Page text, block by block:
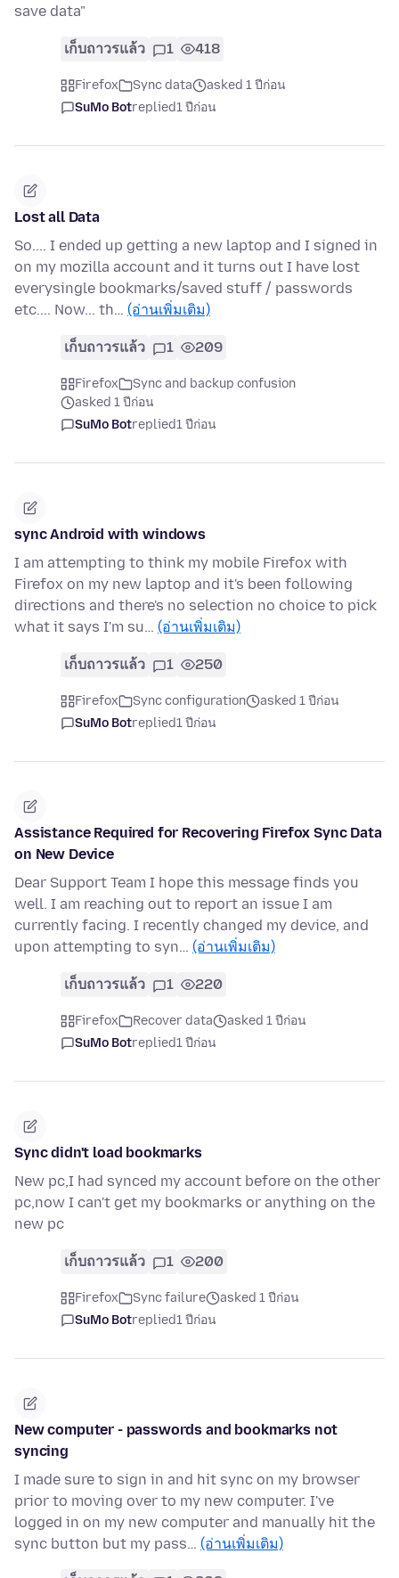
save data"
เก็บถาวรแล้ว 1 418
Firefox Sync data
asked 1 ปีก่อน
SuMo Botreplied1 ปีก่อน
Lost all Data
So.... I ended up getting a new laptop and I signed in
on my mozilla account and it turns out I have lost
everysingle bookmarks/saved stuff / passwords
etc.... Now... th… (อ่านเพิ่มเติม)
เก็บถาวรแล้ว 1 209
Firefox
Sync and backup confusion
asked 1 ปีก่อน
SuMo Botreplied1 ปีก่อน
sync Android with windows
I am attempting to think my mobile Firefox with
Firefox on my new laptop and it's been following
directions and there's no selection no choice to pick
what it says I'm su… (อ่านเพิ่มเติม)
เก็บถาวรแล้ว 1 250
Firefox Sync configuration
asked 1 ปีก่อน
SuMo Botreplied1 ปีก่อน
Assistance Required for Recovering Firefox Sync Data
on New Device
Dear Support Team I hope this message finds you
well. I am reaching out to report an issue I am
currently facing. I recently changed my device, and
upon attempting to syn… (อ่านเพิ่มเติม)
เก็บถาวรแล้ว 1 220
Firefox Recover data
asked 1 ปีก่อน
SuMo Botreplied1 ปีก่อน
Sync didn't load bookmarks
New pc,I had synced my account before on the other
pc,now I can't get my bookmarks or anything on the
new pc
เก็บถาวรแล้ว 1 200
Firefox Sync failure
asked 1 ปีก่อน
SuMo Botreplied1 ปีก่อน
New computer - passwords and bookmarks not
syncing
I made sure to sign in and hit sync on my browser
prior to moving over to my new computer. I've
logged in on my new computer and manually hit the
sync button but my pass… (อ่านเพิ่มเติม)